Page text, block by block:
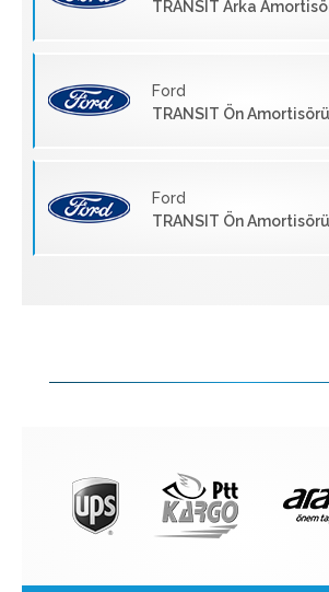
TRANSIT Arka
Ford
TRANSIT Ön Amortisörü
Ford
TRANSIT Ön Amortisörü